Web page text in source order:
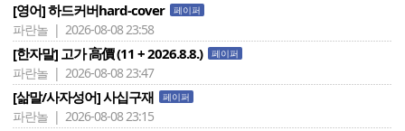
[영어] 하드커버hard-cover 페이퍼
파란놀 | 2026-08-08 23:58
[한자말] 고가 高價 (11 + 2026.8.8.) 페이퍼
파란놀 | 2026-08-08 23:47
[삶말/사자성어] 사십구재 페이퍼
파란놀 | 2026-08-08 23:15